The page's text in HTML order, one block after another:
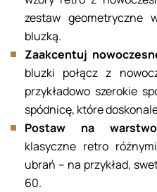
zestaw geometryczne
bluzką.
Zaakcentuj
bluzki połącz z
przykładowo szerokie
spódnicę, które
Postaw na
klasyczne retro
ubrań – na przykład,
60.